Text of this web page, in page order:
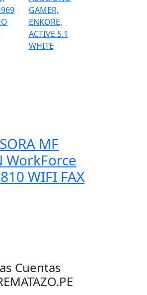
GAMER,
ENKORE,
ACTIVE 5.1
WHITE
MF
WorkForce
WIFI FAX
Cuentas